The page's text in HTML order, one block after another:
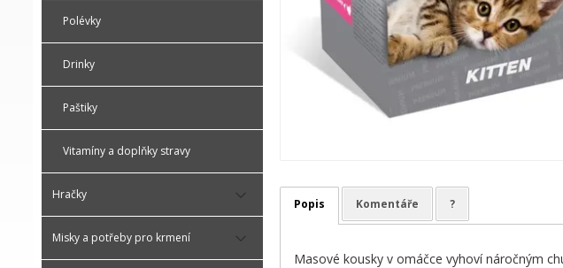
Polévky
Drinky
Paštiky
Vitamíny a doplňky stravy
Hračky
Misky a potřeby pro krmení
Popis Komentáře ?
Masové kousky v omáčce vyhoví náročným